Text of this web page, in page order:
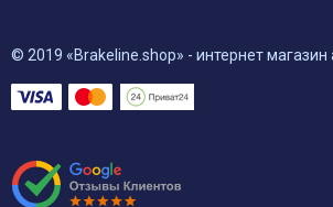
© 2019 «Brakeline.shop» - интернет магазин